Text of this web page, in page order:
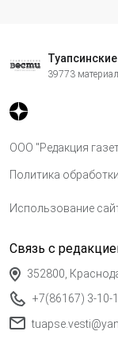
39773
ООО "Редакция
Политика
Использование
Связь с
352800,
+7(86167) 3-10-